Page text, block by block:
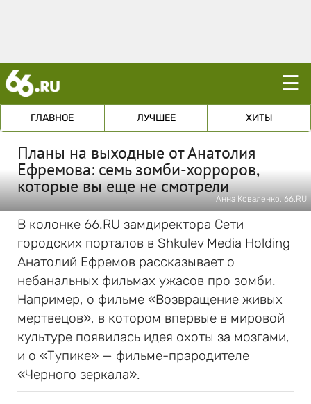
☰
ГЛАВНОЕ ЛУЧШЕЕ ХИТЫ
Планы на выходные от Анатолия
Ефремова: семь зомби-хорроров,
которые вы еще не смотрели
Анна Коваленко, 66.RU
В колонке 66.RU замдиректора Сети
городских порталов в Shkulev Media Holding
Анатолий Ефремов рассказывает о
небанальных фильмах ужасов про зомби.
Например, о фильме «Возвращение живых
мертвецов», в котором впервые в мировой
культуре появилась идея охоты за мозгами,
и о «Тупике» — фильме-прародителе
«Черного зеркала».